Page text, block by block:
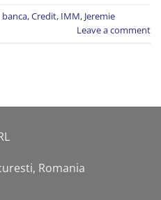
banca,Credit, IMM, Jeremie
Leave a comment
Romania